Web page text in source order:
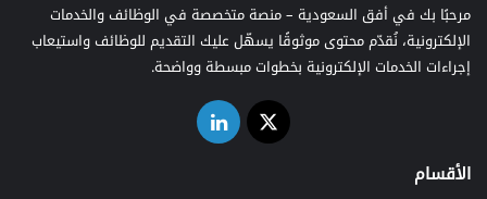
مرحبًا بك في أفق السعودية – منصة متخصصة في الوظائف والخدمات
الإلكترونية، نُقدّم محتوى موثوقًا يسهّل عليك التقديم للوظائف واستيعاب
إجراءات الخدمات الإلكترونية بخطوات مبسطة وواضحة.
‫X لينكدإن
الأقسام